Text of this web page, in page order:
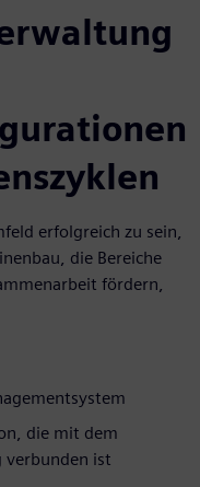
erfolgreich zu sein,
die Bereiche
fördern,
die mit dem
verbunden ist